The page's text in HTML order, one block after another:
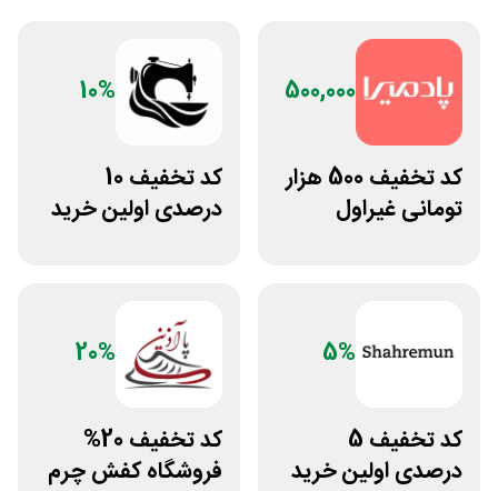
500,000
کد تخفیف 500 هزار
تومانی غیراول
10%
کد تخفیف 10
درصدی اولین خرید
5%
کد تخفیف 5
درصدی اولین خرید
20%
کد تخفیف 20%
فروشگاه کفش چرم